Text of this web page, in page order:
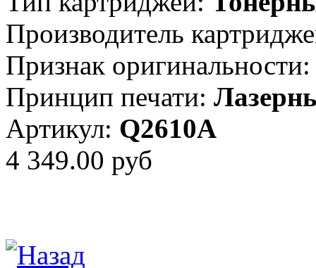
Производитель
Признак оригинальности:
Принцип печати:
Артикул: Q2610A
4 349.00 руб